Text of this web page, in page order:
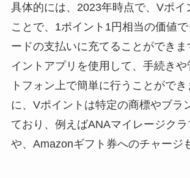
具体的には、2023年時点で、Vポイ
ことで、1ポイント1円相当の価値
ードの支払いに充てることができ
イントアプリを使用して、手続き
トフォン上で簡単に行うことができ
に、Vポイントは特定の商標やブラ
ており、例えばANAマイレージク
や、Amazonギフト券へのチャージ